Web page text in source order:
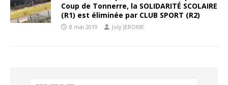
Coup de Tonnerre, la SOLIDARITÉ SCOLAIRE
(R1) est éliminée par CLUB SPORT (R2)
8 mai 2019 Joly JEROME